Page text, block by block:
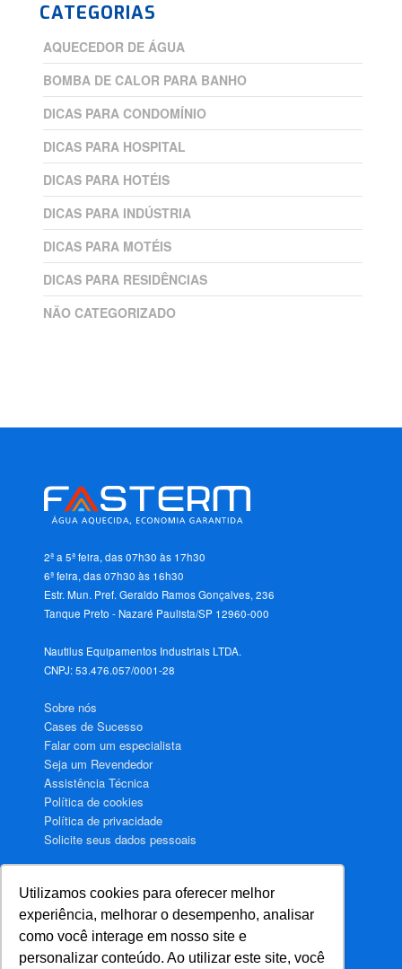
Utilizamos cookies para oferecer melhor
experiência, melhorar o desempenho, analisar
como você interage em nosso site e
personalizar conteúdo. Ao utilizar este site, você
CATEGORIAS
AQUECEDOR DE ÁGUA
BOMBA DE CALOR PARA BANHO
DICAS PARA CONDOMÍNIO
DICAS PARA HOSPITAL
DICAS PARA HOTÉIS
DICAS PARA INDÚSTRIA
DICAS PARA MOTÉIS
DICAS PARA RESIDÊNCIAS
NÃO CATEGORIZADO
2ª a 5ª feira, das 07h30 às 17h30
6ª feira, das 07h30 às 16h30
Estr. Mun. Pref. Geraldo Ramos Gonçalves, 236
Tanque Preto - Nazaré Paulista/SP 12960-000
Nautilus Equipamentos Industriais LTDA.
CNPJ: 53.476.057/0001-28
Sobre nós
Cases de Sucesso
Falar com um especialista
Seja um Revendedor
Assistência Técnica
Política de cookies
Política de privacidade
Solicite seus dados pessoais
Aquecimento de água para Hotéis
Aquecimento de água para Motéis
Aquecimento de água para Hospitais